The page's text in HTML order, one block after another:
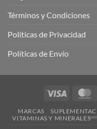
Términos y Condiciones
Políticas de Privacidad
Políticas de Envío
Visa
MARCAS
VITAMINAS Y MINERALES